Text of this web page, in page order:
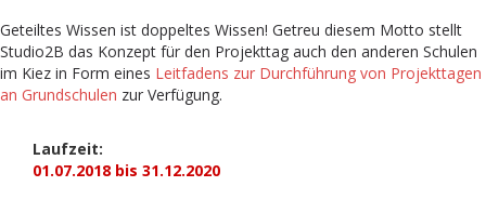
Geteiltes Wissen ist doppeltes Wissen! Getreu diesem Motto stellt
Studio2B das Konzept für den Projekttag auch den anderen Schulen
im Kiez in Form eines Leitfadens zur Durchführung von Projekttagen
an Grundschulen zur Verfügung.
Laufzeit:
01.07.2018 bis 31.12.2020